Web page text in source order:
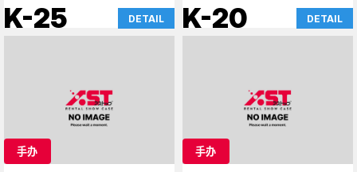
K-25 DETAIL K-20 DETAIL
手办 手办